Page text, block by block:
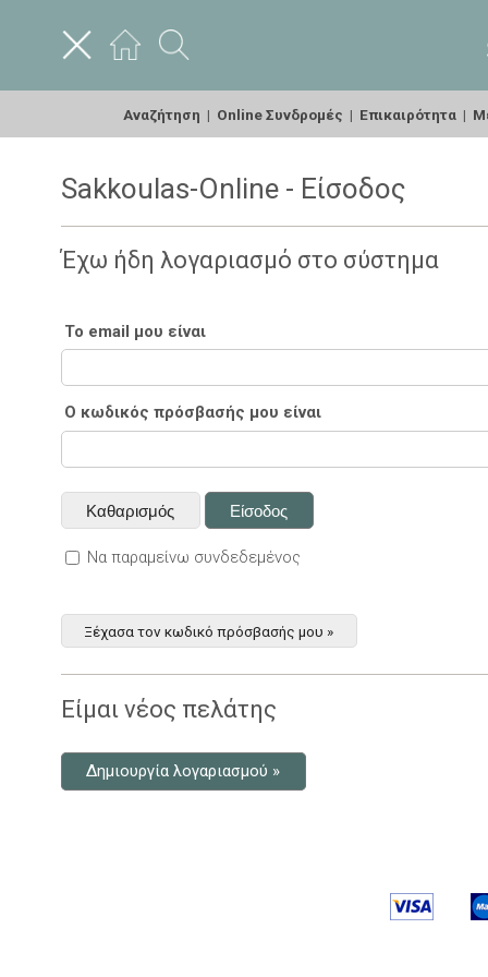
Αναζήτηση | Online Συνδρομές | Επικαιρότητα |
Sakkoulas-Online - Είσοδος
Έχω ήδη λογαριασμό στο σύστημα
Το email μου είναι
Ο κωδικός πρόσβασής μου είναι
Να παραμείνω συνδεδεμένος
Ξέχασα τον κωδικό πρόσβασής μου »
Είμαι νέος πελάτης
Δημιουργία λογαριασμού »